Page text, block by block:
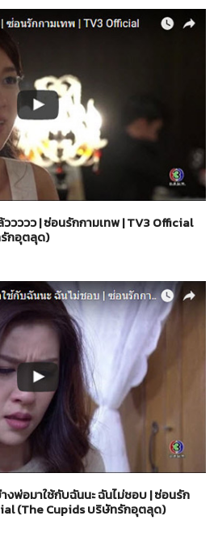
The Cupids บริษัทรักอุตลุด
วววว | ซ่อนรักกามเทพ | TV3 Official
กอุตลุด)
Cupids บริษัทรักอุตลุด
งพ่อมาใช้กับฉันนะ ฉันไม่ชอบ | ซ่อนรัก
(The Cupids บริษัทรักอุตลุด)